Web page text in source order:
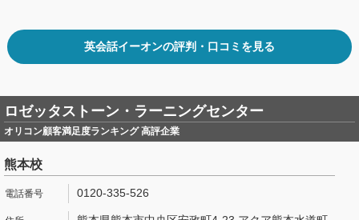
英会話イーオンの評判・口コミを見る
ロゼッタストーン・ラーニングセンター
オリコン顧客満足度ランキング 高評企業
熊本校
0120-335-526